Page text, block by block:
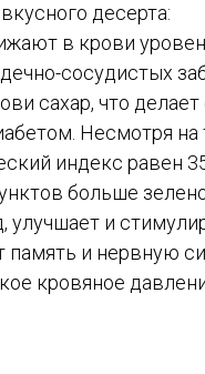
десерта:
в крови
сосудистых
сахар, что
Несмотря на
индекс равен
больше
улучшает и
память и нервную
кровяное